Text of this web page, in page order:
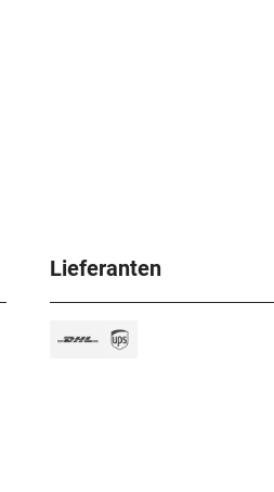
Lieferanten